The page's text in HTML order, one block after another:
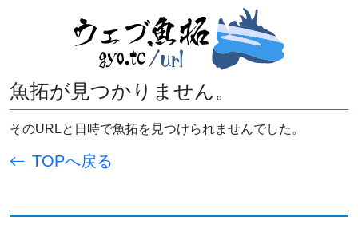
魚拓が見つかりません。
そのURLと日時で魚拓を見つけられませんでした。
TOPへ戻る